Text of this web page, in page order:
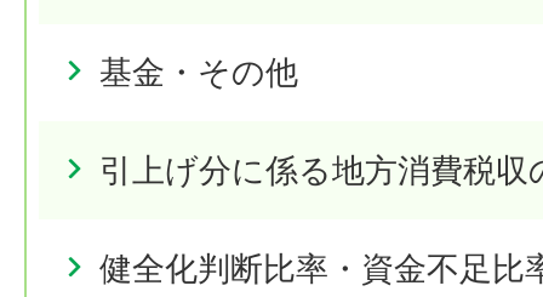
基金・その他
引上げ分に係る地方消費税
健全化判断比率・資金不足比